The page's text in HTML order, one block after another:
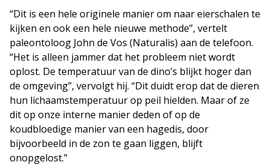
“Dit is een hele originele manier om naar eierschalen te
kijken en ook een hele nieuwe methode”, vertelt
paleontoloog John de Vos (Naturalis) aan de telefoon.
“Het is alleen jammer dat het probleem niet wordt
oplost. De temperatuur van de dino’s blijkt hoger dan
de omgeving”, vervolgt hij. “Dit duidt erop dat de dieren
hun lichaamstemperatuur op peil hielden. Maar of ze
dit op onze interne manier deden of op de
koudbloedige manier van een hagedis, door
bijvoorbeeld in de zon te gaan liggen, blijft
onopgelost.”